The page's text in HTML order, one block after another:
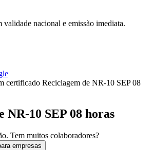
nacional e emissão imediata.
certificado Reciclagem de NR-10 SEP 08
NR-10 SEP 08 horas
Tem muitos colaboradores?
empresas